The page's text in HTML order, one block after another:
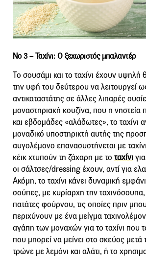
Νο 3 –Ταχίνι: Ο ξεχωριστός μπαλαντέρ
Το σουσάμι και το ταχίνι έχουν υψηλή
την υφή του δεύτερου να λειτουργεί
αντικαταστάτης σε άλλες λιπαρές
μοναστηριακή κουζίνα, που η νηστεία
και εβδομάδες «αλάδωτες», το ταχίνι
μοναδικό υποστηρικτή αυτής της
αυγολέμονο επανασυστήνεται με
κέικ χτυπούν τη ζάχαρη με το ταχίνι
οι σάλτσες/dressing έχουν, αντί για
Ακόμη, το ταχίνι κάνει δυναμική
σούπες, με κυρίαρχη την ταχινόσουπα,
πατάτες φούρνου, τις οποίες πριν
περιχύνουν με ένα μείγμα
αγάπη των μοναχών για το ταχίνι που
που μπορεί να μείνει στο σκεύος μετά
τρώνε με λεμόνι και αλάτι, ή το